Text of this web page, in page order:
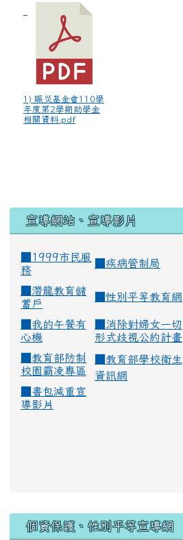
1) 賑災基金會110學
年度第2學期助學金
相關資料.pdf
宣導網站、宣導影片
■1999市民服
務
疾病管制局
潛龍教育儲
蓄戶
性別平等教育網
我的午餐有
心機
消除對婦女一切
形式歧視公約計畫
教育部防制
校園霸凌專區
教育部學校衛生
資訊網
書包減重宣
導影片
個資保護、性別平等宣導網